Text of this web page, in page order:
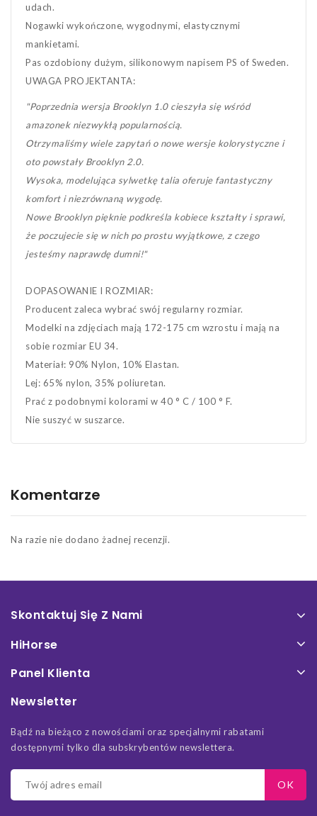
udach.
Nogawki wykończone, wygodnymi, elastycznymi
mankietami.
Pas ozdobiony dużym, silikonowym napisem PS of Sweden.
UWAGA PROJEKTANTA:
"Poprzednia wersja Brooklyn 1.0 cieszyła się wśród
amazonek niezwykłą popularnością.
Otrzymaliśmy wiele zapytań o nowe wersje kolorystyczne i
oto powstały Brooklyn 2.0.
Wysoka, modelująca sylwetkę talia oferuje fantastyczny
komfort i niezrównaną wygodę.
Nowe Brooklyn pięknie podkreśla kobiece kształty i sprawi,
że poczujecie się w nich po prostu wyjątkowe, z czego
jesteśmy naprawdę dumni!"
DOPASOWANIE I ROZMIAR:
Producent zaleca wybrać swój regularny rozmiar.
Modelki na zdjęciach mają 172-175 cm wzrostu i mają na
sobie rozmiar EU 34.
Materiał: 90% Nylon, 10% Elastan.
Lej: 65% nylon, 35% poliuretan.
Prać z podobnymi kolorami w 40 ° C / 100 ° F.
Nie suszyć w suszarce.
Komentarze
Na razie nie dodano żadnej recenzji.
Skontaktuj Się Z Nami
HiHorse
Panel Klienta
Newsletter
Bądź na bieżąco z nowościami oraz specjalnymi rabatami
dostępnymi tylko dla subskrybentów newslettera.